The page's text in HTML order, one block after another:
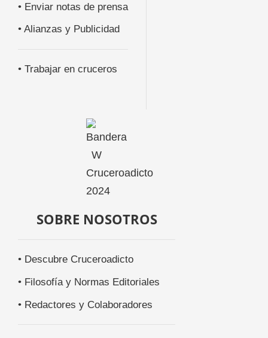
• Enviar notas de prensa
• Alianzas y Publicidad
• Trabajar en cruceros
SOBRE NOSOTROS
• Descubre Cruceroadicto
• Filosofía y Normas Editoriales
• Redactores y Colaboradores